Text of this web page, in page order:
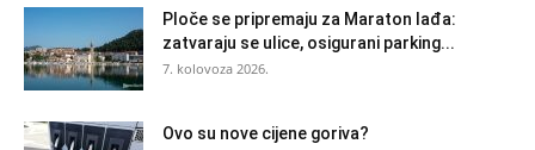
Ploče se pripremaju za Maraton lađa:
zatvaraju se ulice, osigurani parking...
7. kolovoza 2026.
Ovo su nove cijene goriva?